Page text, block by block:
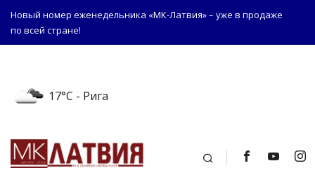
Новый номер еженедельника «МК-Латвия» – уже в продаже
по всей стране!
17°C - Рига
Поиск